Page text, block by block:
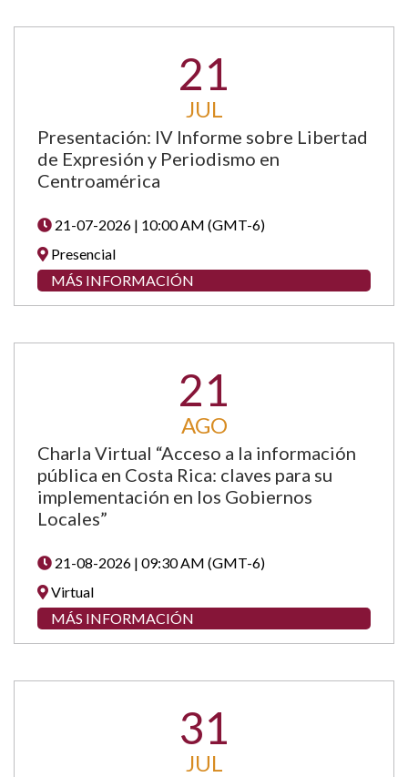
21
JUL
Presentación: IV Informe sobre Libertad
de Expresión y Periodismo en
Centroamérica
21-07-2026 | 10:00 AM (GMT-6)
Presencial
MÁS INFORMACIÓN
21
AGO
Charla Virtual “Acceso a la información
pública en Costa Rica: claves para su
implementación en los Gobiernos
Locales”
21-08-2026 | 09:30 AM (GMT-6)
Virtual
MÁS INFORMACIÓN
31
JUL